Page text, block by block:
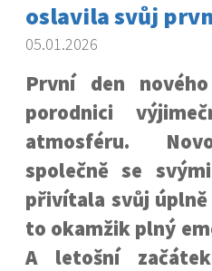
oslavila svůj
05.01.2026
První den
porodnici
atmosféru.
společně se
přivítala svůj
to okamžik plný
A letošní